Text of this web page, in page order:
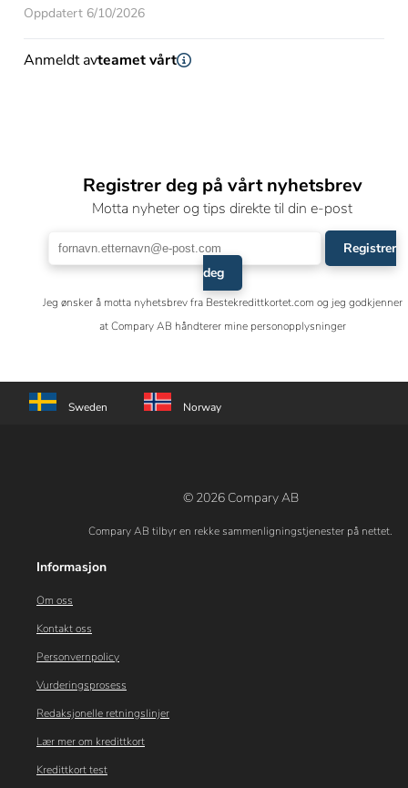
Oppdatert 6/10/2026
Anmeldt avteamet vårt
Registrer deg på vårt nyhetsbrev
Motta nyheter og tips direkte til din e-post
Registrer
deg
Jeg ønsker å motta nyhetsbrev fra Bestekredittkortet.com og jeg godkjenner
at Compary AB håndterer mine personopplysninger
Sweden Norway
© 2026 Compary AB
Compary AB tilbyr en rekke sammenligningstjenester på nettet.
Informasjon
Om oss
Kontakt oss
Personvernpolicy
Vurderingsprosess
Redaksjonelle retningslinjer
Lær mer om kredittkort
Kredittkort test